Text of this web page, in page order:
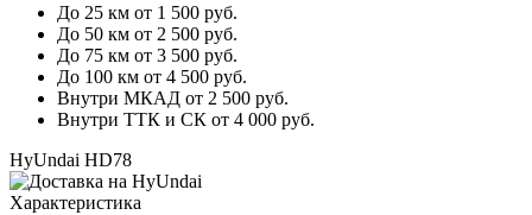
До 25 км от 1 500 руб.
До 50 км от 2 500 руб.
До 75 км от 3 500 руб.
До 100 км от 4 500 руб.
Внутри МКАД от 2 500 руб.
Внутри ТТК и СК от 4 000 руб.
HyUndai HD78
Характеристика